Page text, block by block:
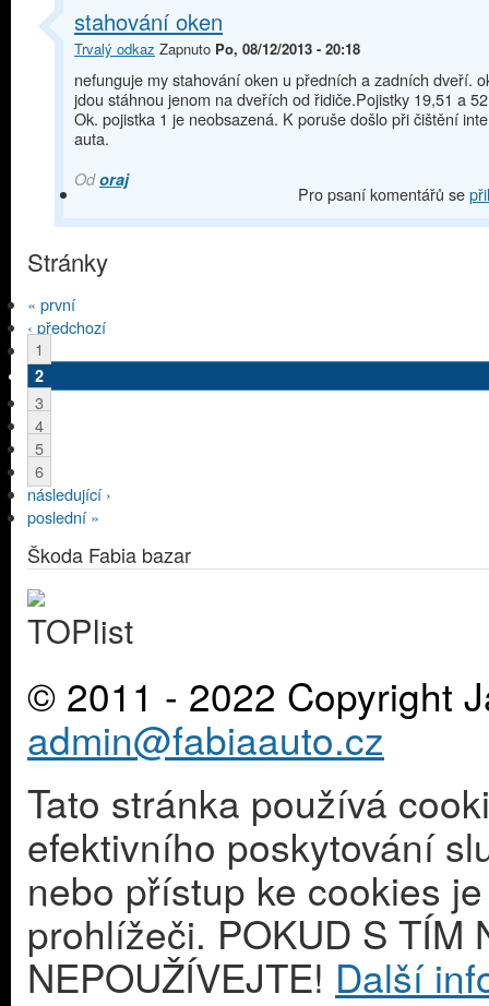
stahování oken
Trvalý odkaz Zapnuto Po, 08/12/2013 - 20:18
nefunguje my stahování oken u předních a zadních dveří.
jdou stáhnou jenom na dveřích od řidiče.Pojistky 19,51 a
Ok. pojistka 1 je neobsazená. K poruše došlo při čištění
auta.
Odoraj
Pro psaní komentářů se
Stránky
« první
‹ předchozí
1
2
3
4
5
6
následující ›
poslední »
Škoda Fabia bazar
© 2011 - 2022 Copyright
admin@fabiaauto.cz
Tato stránka používá
efektivního poskytování
nebo přístup ke cookies
prohlížeči. POKUD S TÍM
NEPOUŽÍVEJTE! Další